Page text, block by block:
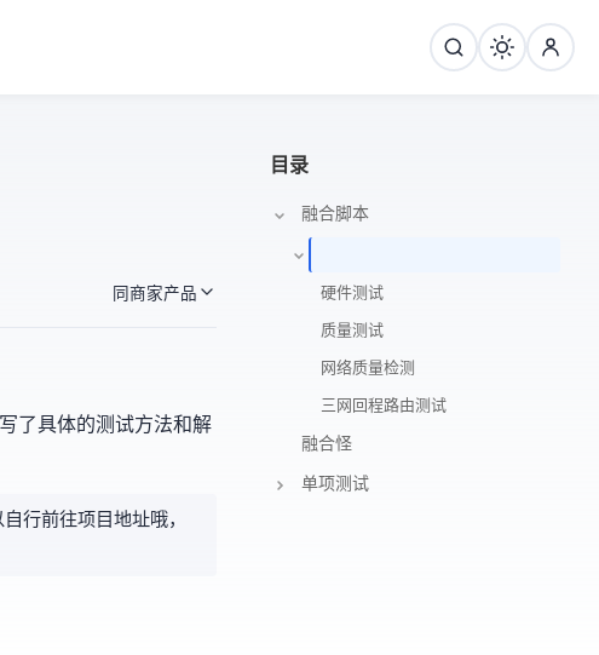
同商家产品
写了具体的测试方法和解
行前往项目地址哦，
目录
融合脚本
硬件测试
IP质量测试
网络质量检测
三网回程路由测试
融合怪
单项测试